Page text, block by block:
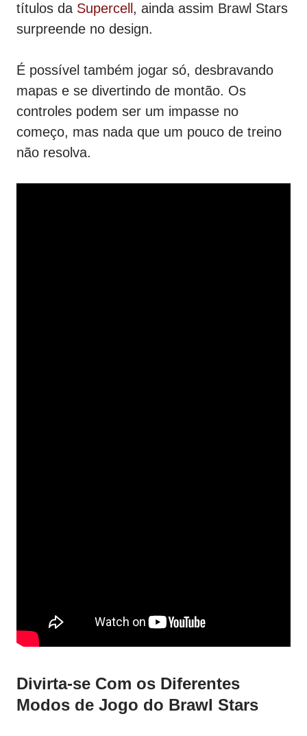
títulos da Supercell , ainda assim Brawl Stars
surpreende no design.
É possível também jogar só, desbravando
mapas e se divertindo de montão. Os
controles podem ser um impasse no
começo, mas nada que um pouco de treino
não resolva.
Divirta-se Com os Diferentes
Modos de Jogo do Brawl Stars